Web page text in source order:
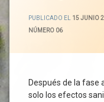
PUBLICADO EL 15 JUNIO
CATEGORÍAS:
NÚMERO 06
Después de la fase
solo los efectos
Ayudas
En
Bancos
Comedores